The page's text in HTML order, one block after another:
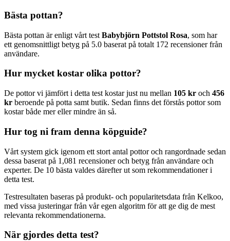
Bästa pottan?
Bästa pottan är enligt vårt test Babybjörn Pottstol Rosa, som har
ett genomsnittligt betyg på 5.0 baserat på totalt 172 recensioner från
användare.
Hur mycket kostar olika pottor?
De pottor vi jämfört i detta test kostar just nu mellan 105 kr och 456
kr beroende på potta samt butik. Sedan finns det förstås pottor som
kostar både mer eller mindre än så.
Hur tog ni fram denna köpguide?
Vårt system gick igenom ett stort antal pottor och rangordnade sedan
dessa baserat på 1,081 recensioner och betyg från användare och
experter. De 10 bästa valdes därefter ut som rekommendationer i
detta test.
Testresultaten baseras på produkt- och popularitetsdata från Kelkoo,
med vissa justeringar från vår egen algoritm för att ge dig de mest
relevanta rekommendationerna.
När gjordes detta test?